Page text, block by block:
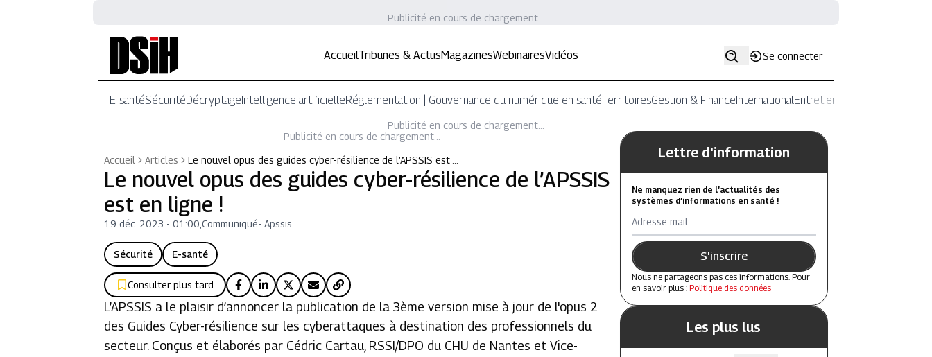
Publicité en cours de chargement...
AccueilTribunes & ActusMagazinesWebinairesVidéos Se connecter
E-santéSécuritéDécryptageIntelligence artificielleRéglementation | Gouvernance du numérique en santéTerritoiresGestion & FinanceInternationalEntretiens
Publicité en cours de chargement...
Publicité en cours de chargement...
Accueil
Articles Le nouvel opus des guides cyber-résilience de l’APSSIS est …
Le nouvel opus des guides cyber-résilience de l’APSSIS
est en ligne !
19 déc. 2023 - 01:00 ,Communiqué-Apssis
Sécurité E-santé
Consulter plus tard
L’APSSIS a le plaisir d’annoncer la publication de la 3ème version mise à jour de l'opus 2
des Guides Cyber-résilience sur les cyberattaques à destination des professionnels du
secteur. Conçus et élaborés par Cédric Cartau, RSSI/DPO du CHU de Nantes et Vice-
Lettre d'information
Ne manquez rien de l’actualités des
systèmes d’informations en santé !
Adresse mail
S'inscrire
Nous ne partageons pas ces informations. Pour
en savoir plus : Politique des données
Les plus lus